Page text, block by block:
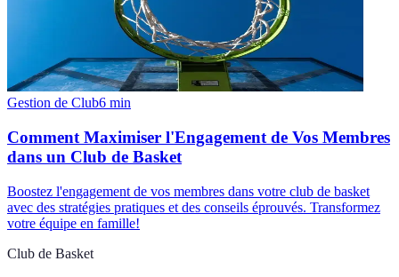
Gestion de Club6 min
Comment Maximiser l'Engagement de Vos Membres
dans un Club de Basket
Boostez l'engagement de vos membres dans votre club de basket
avec des stratégies pratiques et des conseils éprouvés. Transformez
votre équipe en famille!
Club de Basket